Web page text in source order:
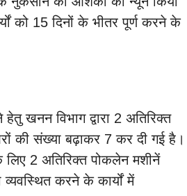
को 15 दिनों के भीतर पूर्ण करने के
खनन विभाग द्वारा 2 अतिरिक्त
की संख्या बढ़ाकर 7 कर दी गई है।
लिए 2 अतिरिक्त पोकलेन मशीनें
व्यवस्थित करने के कार्यों में